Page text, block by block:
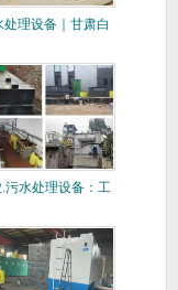
处理设备｜甘肃白
污水处理设备：工